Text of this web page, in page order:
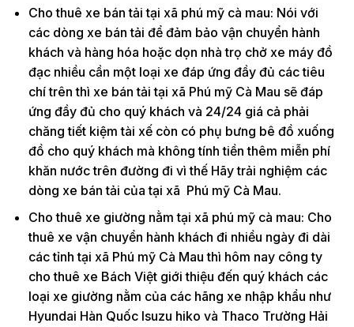
Cho thuê xe bán tải tại xã phú mỹ cà mau: Nói với
các dòng xe bán tải để đảm bảo vận chuyển hành
khách và hàng hóa hoặc dọn nhà trọ chở xe máy đồ
đạc nhiều cần một loại xe đáp ứng đầy đủ các tiêu
chí trên thì xe bán tải tại xã Phú mỹ Cà Mau sẽ đáp
ứng đầy đủ cho quý khách và 24/24 giá cả phải
chăng tiết kiệm tài xế còn có phụ bưng bê đồ xuống
đồ cho quý khách mà không tính tiền thêm miễn phí
khăn nước trên đường đi vì thế Hãy trải nghiệm các
dòng xe bán tải của tại xã Phú mỹ Cà Mau.
Cho thuê xe giường nằm tại xã phú mỹ cà mau: Cho
thuê xe vận chuyển hành khách đi nhiều ngày đi dài
các tỉnh tại xã Phú mỹ Cà Mau thì hôm nay công ty
cho thuê xe Bách Việt giới thiệu đến quý khách các
loại xe giường nằm của các hãng xe nhập khẩu như
Hyundai Hàn Quốc Isuzu hiko và Thaco Trường Hải